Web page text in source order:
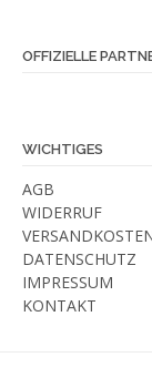
OFFIZIELLE
WICHTIGES
AGB
WIDERRUF
DATENSCHUTZ
IMPRESSUM
KONTAKT